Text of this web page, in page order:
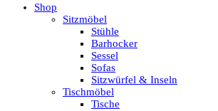
Shop
Sitzmöbel
Stühle
Barhocker
Sessel
Sofas
Sitzwürfel & Inseln
Tischmöbel
Tische